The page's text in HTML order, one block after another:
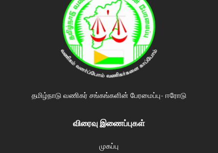
தமிழ்நாடு வணிகர் சங்கங்களின் பேரமைப்பு- ஈரோடு
விரைவு இணைப்புகள்
முகப்பு